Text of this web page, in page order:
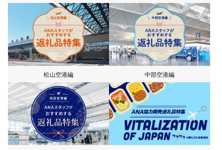
松山空港編 中部空港編